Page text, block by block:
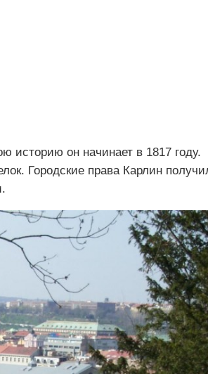
историю он начинает в 1817 году.
Городские права Карлин